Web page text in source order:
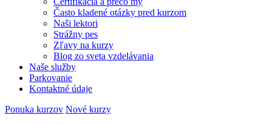
Často kladené otázky pred kurzom
Naši lektori
Strážny pes
Zľavy na kurzy
Blog zo sveta vzdelávania
Naše služby
Parkovanie
Kontaktné údaje
Ponuka kurzov Nové kurzy